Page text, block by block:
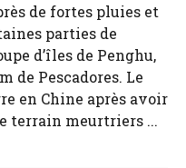
de fortes pluies et
parties de
d’îles de Penghu,
de Pescadores. Le
en Chine après avoir
terrain meurtriers ...